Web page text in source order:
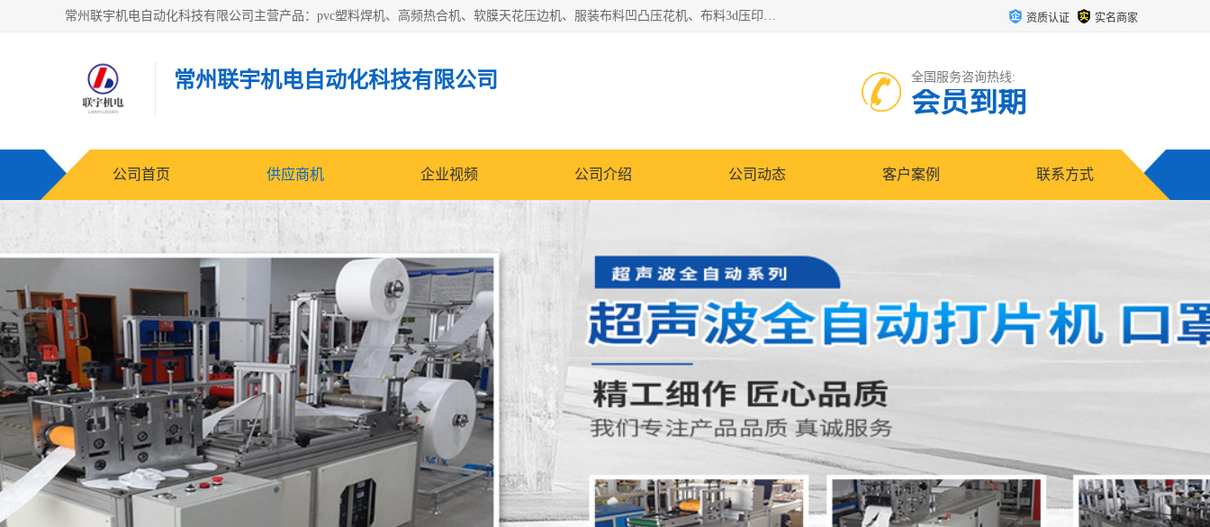
常州联宇机电自动化科技有限公司主营产品：pvc塑料焊机、高频热合机、软膜天花压边机、服装布料凹凸压花机、布料3d压印设备、服装植胶设备、超声波布料花边机、无纺布热合机、全自动压花机。 资质认证 实名商家
常州联宇机电自动化科技有限公司 全国服务咨询热线:
会员到期
公司首页 供应商机 企业视频 公司介绍 公司动态 客户案例 联系方式